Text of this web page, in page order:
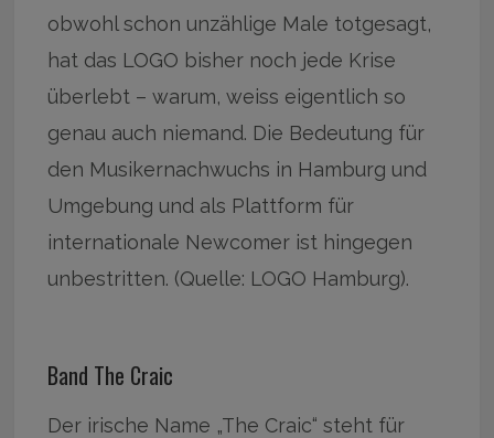
obwohl schon unzählige Male totgesagt,
hat das LOGO bisher noch jede Krise
überlebt – warum, weiss eigentlich so
genau auch niemand. Die Bedeutung für
den Musikernachwuchs in Hamburg und
Umgebung und als Plattform für
internationale Newcomer ist hingegen
unbestritten. (Quelle: LOGO Hamburg).
Band The Craic
Der irische Name „The Craic“ steht für